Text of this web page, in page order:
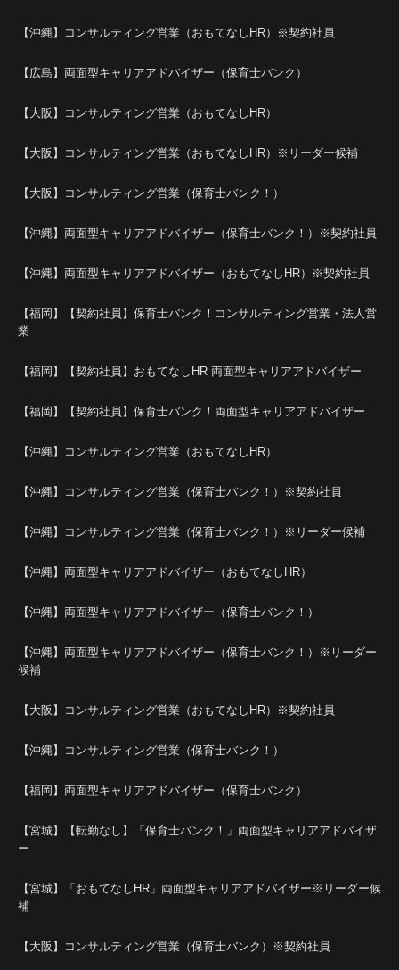
【沖縄】コンサルティング営業（おもてなしHR）※契約社員
【広島】両面型キャリアアドバイザー（保育士バンク）
【大阪】コンサルティング営業（おもてなしHR）
【大阪】コンサルティング営業（おもてなしHR）※リーダー候補
【大阪】コンサルティング営業（保育士バンク！）
【沖縄】両面型キャリアアドバイザー（保育士バンク！）※契約社員
【沖縄】両面型キャリアアドバイザー（おもてなしHR）※契約社員
【福岡】【契約社員】保育士バンク！コンサルティング営業・法人営
業
【福岡】【契約社員】おもてなしHR 両面型キャリアアドバイザー
【福岡】【契約社員】保育士バンク！両面型キャリアアドバイザー
【沖縄】コンサルティング営業（おもてなしHR）
【沖縄】コンサルティング営業（保育士バンク！）※契約社員
【沖縄】コンサルティング営業（保育士バンク！）※リーダー候補
【沖縄】両面型キャリアアドバイザー（おもてなしHR）
【沖縄】両面型キャリアアドバイザー（保育士バンク！）
【沖縄】両面型キャリアアドバイザー（保育士バンク！）※リーダー
候補
【大阪】コンサルティング営業（おもてなしHR）※契約社員
【沖縄】コンサルティング営業（保育士バンク！）
【福岡】両面型キャリアアドバイザー（保育士バンク）
【宮城】【転勤なし】「保育士バンク！」両面型キャリアアドバイザ
ー
【宮城】「おもてなしHR」両面型キャリアアドバイザー※リーダー候
補
【大阪】コンサルティング営業（保育士バンク）※契約社員